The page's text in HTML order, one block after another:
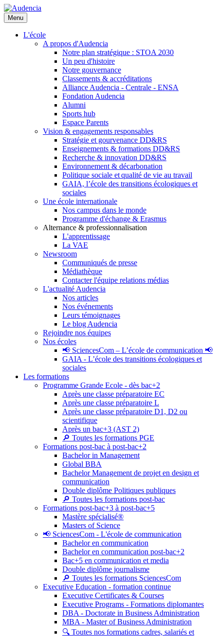
Aller
au
contenu
principal
Menu
L'école
A propos d'Audencia
Notre plan stratégique : STOA 2030
Un peu d'histoire
Notre gouvernance
Classements & accréditations
Alliance Audencia - Centrale - ENSA
Fondation Audencia
Alumni
Sports hub
Espace Parents
Vision & engagements responsables
Stratégie et gourvenance DD&RS
Enseignements & formations DD&RS
Recherche & innovation DD&RS
Environnement & décarbonation
Politique sociale et qualité de vie au travail
GAIA, l’école des transitions écologiques et
sociales
Une école internationale
Nos campus dans le monde
Programme d'échange & Erasmus
Alternance & professionnalisation
L'apprentissage
La VAE
Newsroom
Communiqués de presse
Médiathèque
Contacter l'équipe relations médias
L'actualité Audencia
Nos articles
Nos événements
Leurs témoignages
Le blog Audencia
Rejoindre nos équipes
Nos écoles
📢 SciencesCom – L’école de communication 📢
GAIA - L’école des transitions écologiques et
sociales
Les formations
Programme Grande Ecole - dès bac+2
Après une classe préparatoire EC
Après une classe préparatoire L
Après une classe préparatoire D1, D2 ou
scientifique
Après un bac+3 (AST 2)
🔎 Toutes les formations PGE
Formations post-bac à post-bac+2
Bachelor in Management
Global BBA
Bachelor Management de projet en design et
communication
Double diplôme Politiques publiques
🔎 Toutes les formations post-bac
Formations post-bac+3 à post-bac+5
Mastère spécialisé®
Masters of Science
📢 SciencesCom - L'école de communication
Bachelor en communication
Bachelor en communication post-bac+2
Bac+5 en communication et media
Double diplôme journalisme
🔎 Toutes les formations SciencesCom
Executive Education - formation continue
Executive Certificates & Courses
Executive Programs - Formations diplomantes
DBA - Doctorate in Business Administration
MBA - Master of Business Administration
🔍 Toutes nos formations cadres, salariés et